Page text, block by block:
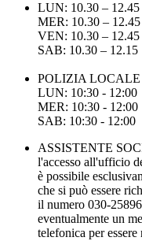
LUN: 10.30 – 12.45
MER: 10.30 –
VEN: 10.30 – 12.45
SAB: 10.30 – 12.15
POLIZIA LOCALE
LUN: 10:30 - 12:00
MER: 10:30 - 12:00
SAB: 10:30 - 12:00
ASSISTENTE
l'accesso all'ufficio
è possibile
che si può essere
il numero 030-
eventualmente un
telefonica per essere